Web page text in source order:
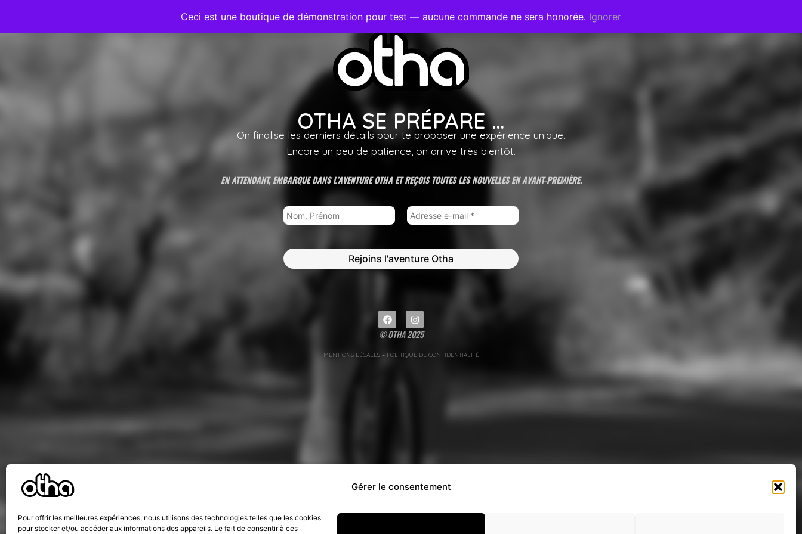
Gérer le consentement
Pour offrir les meilleures expériences, nous utilisons des technologies telles que les cookies
pour stocker et/ou accéder aux informations des appareils. Le fait de consentir à ces
Ceci est une boutique de démonstration pour test — aucune commande ne sera honorée. Ignorer
OTHA SE PRÉPARE …
On finalise les derniers détails pour te proposer une expérience unique.
Encore un peu de patience, on arrive très bientôt.
EN ATTENDANT, EMBARQUE DANS L’AVENTURE OTHA ET REÇOIS TOUTES LES NOUVELLES EN AVANT-PREMIÈRE.
© OTHA 2025
MENTIONS LÉGALES– POLITIQUE DE CONFIDENTIALITÉ